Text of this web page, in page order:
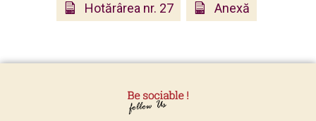
Hotărârea nr. 27 Anexă